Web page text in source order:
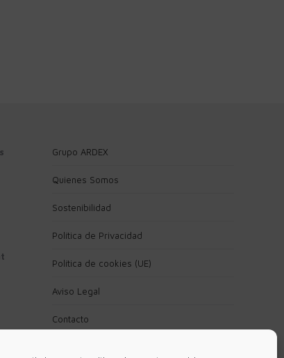
Grupo ARDEX
Quienes Somos
Sostenibilidad
Política de Privacidad
Política de cookies (UE)
Aviso Legal
Contacto